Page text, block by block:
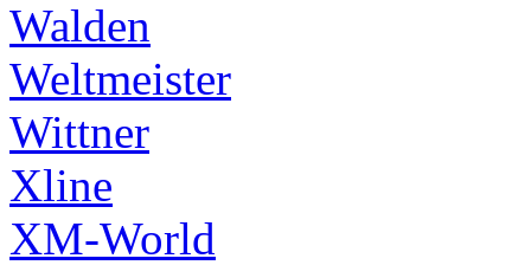
Walden
Weltmeister
Wittner
Xline
XM-World